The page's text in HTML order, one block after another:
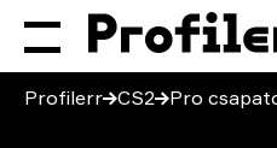
Profilerr CS2 Pro